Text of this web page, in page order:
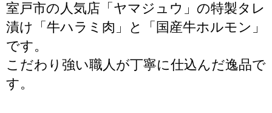
室戸市の人気店「ヤマジュウ」の特製タレ
漬け「牛ハラミ肉」と「国産牛ホルモン」
です。
こだわり強い職人が丁寧に仕込んだ逸品で
す。